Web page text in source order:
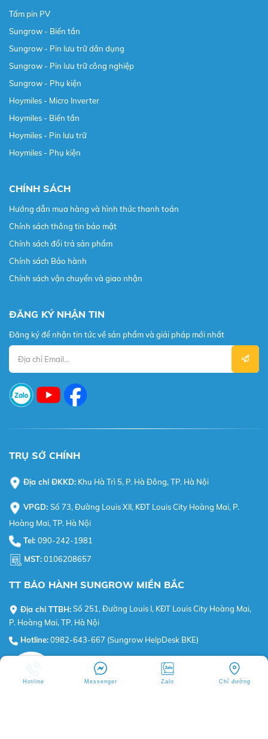
Tấm pin PV
Sungrow - Biến tần
Sungrow - Pin lưu trữ dân dụng
Sungrow - Pin lưu trữ công nghiệp
Sungrow - Phụ kiện
Hoymiles - Micro Inverter
Hoymiles - Biến tần
Hoymiles - Pin lưu trữ
Hoymiles - Phụ kiện
CHÍNH SÁCH
Hướng dẫn mua hàng và hình thức thanh toán
Chính sách thông tin bảo mật
Chính sách đổi trả sản phẩm
Chính sách Bảo hành
Chính sách vận chuyển và giao nhận
ĐĂNG KÝ NHẬN TIN
Đăng ký để nhận tin tức về sản phẩm và giải pháp mới nhất
TRỤ SỞ CHÍNH
Địa chỉ ĐKKD: Khu Hà Trì 5, P. Hà Đông, TP. Hà Nội
VPGD: Số 73, Đường Louis XII, KĐT Louis City Hoàng Mai, P.
Hoàng Mai, TP. Hà Nội
Tel: 090-242-1981
MST:0106208657
TT BẢO HÀNH SUNGROW MIỀN BẮC
Địa chỉ TTBH:Số 251, Đường Louis I, KĐT Louis City Hoàng Mai,
P. Hoàng Mai, TP. Hà Nội
Hotline:0982-643-667 (Sungrow HelpDesk BKE)
Hotline Messenger Zalo Chỉ đường